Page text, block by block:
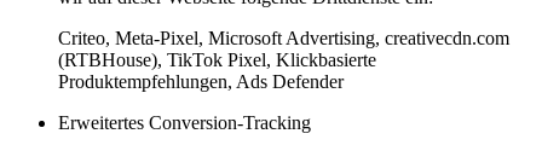
Criteo, Meta-Pixel, Microsoft Advertising, creativecdn.com
(RTBHouse), TikTok Pixel, Klickbasierte
Produktempfehlungen, Ads Defender
Erweitertes Conversion-Tracking